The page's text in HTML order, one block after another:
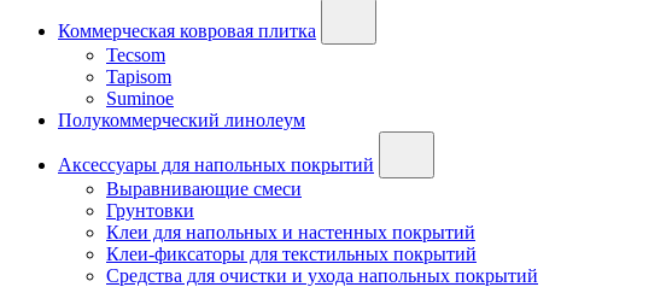
Коммерческая ковровая плитка
Tecsom
Tapisom
Suminoe
Полукоммерческий линолеум
Аксессуары для напольных покрытий
Выравнивающие смеси
Грунтовки
Клеи для напольных и настенных покрытий
Клеи-фиксаторы для текстильных покрытий
Средства для очистки и ухода напольных покрытий